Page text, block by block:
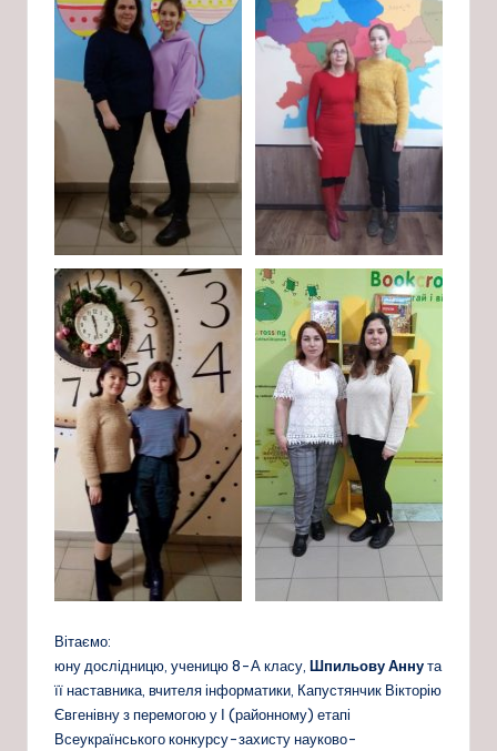
Вітаємо:
юну дослідницю, ученицю 8-А класу, Шпильову Аннута
її наставника, вчителя інформатики, Капустянчик Вікторію
Євгенівну з перемогою у І (районному) етапі
Всеукраїнського конкурсу-захисту науково-